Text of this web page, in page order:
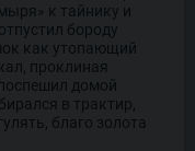
к тайнику и
бороду
как утопающий
проклиная
домой
в трактир,
благо золота